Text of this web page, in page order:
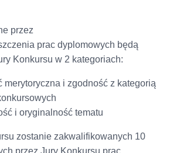
przez
prac dyplomowych będą
Konkursu w 2 kategoriach:
merytoryczna i zgodność z kategorią
i oryginalność tematu
zostanie zakwalifikowanych 10
przez Jury Konkursu prac